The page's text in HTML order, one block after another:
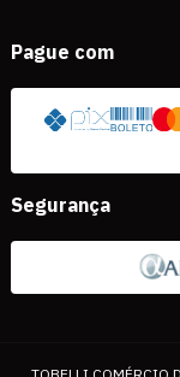
Pague com
Segurança